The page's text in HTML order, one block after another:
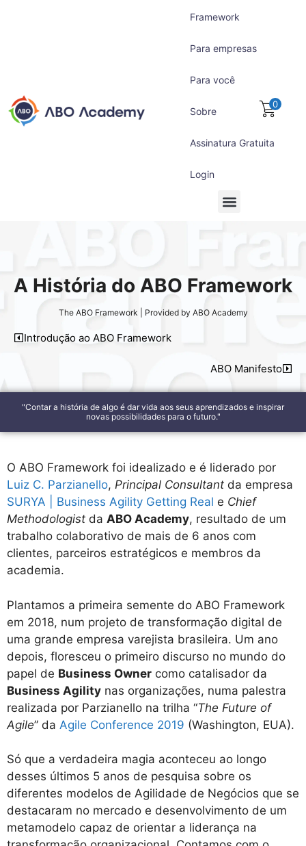
Framework
Para empresas
Para você
Sobre
Assinatura Gratuita
Login
0
A História do ABO Framework
The ABO Framework | Provided by ABO Academy
Introdução ao ABO Framework
ABO Manifesto
"Contar a história de algo é dar vida aos seus aprendizados e inspirar
novas possibilidades para o futuro."
O ABO Framework foi idealizado e é liderado por
Luiz C. Parzianello, Principal Consultant da empresa
SURYA | Business Agility Getting Real e Chief
Methodologist da ABO Academy, resultado de um
trabalho colaborativo de mais de 6 anos com
clientes, parceiros estratégicos e membros da
academia.
Plantamos a primeira semente do ABO Framework
em 2018, num projeto de transformação digital de
uma grande empresa varejista brasileira. Um ano
depois, floresceu o primeiro discurso no mundo do
papel de Business Owner como catalisador da
Business Agility nas organizações, numa palestra
realizada por Parzianello na trilha “The Future of
Agile” da Agile Conference 2019 (Washington, EUA).
Só que a verdadeira magia aconteceu ao longo
desses últimos 5 anos de pesquisa sobre os
diferentes modelos de Agilidade de Negócios que se
destacaram no mercado e desenvolvimento de um
metamodelo capaz de orientar a liderança na